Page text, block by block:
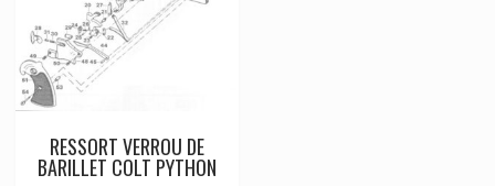
RESSORT VERROU DE
BARILLET COLT PYTHON